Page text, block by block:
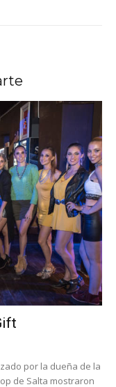
por la dueña de la
de Salta mostraron